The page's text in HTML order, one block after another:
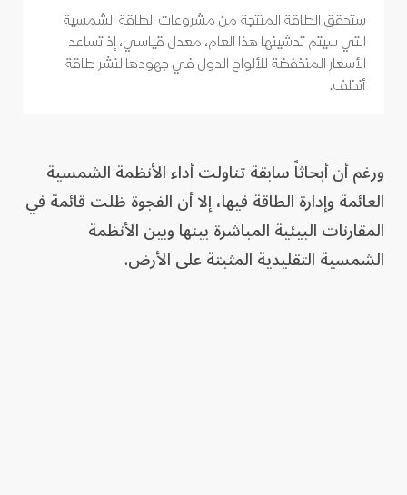
ستحقق الطاقة المنتجة من مشروعات الطاقة الشمسية
التي سيتم تدشينها هذا العام، معدل قياسي، إذ تساعد
الأسعار المنخفضة للألواح الدول في جهودها لنشر طاقة
أنظف.
ورغم أن أبحاثاً سابقة تناولت أداء الأنظمة الشمسية
العائمة وإدارة الطاقة فيها، إلا أن الفجوة ظلت قائمة في
المقارنات البيئية المباشرة بينها وبين الأنظمة
الشمسية التقليدية المثبتة على الأرض.